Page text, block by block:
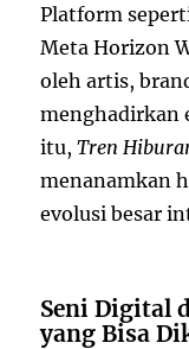
Platform
Meta Horizon
oleh artis,
menghadirkan
itu,Tren
menanamkan
evolusi besar
Seni Digital
yang Bisa